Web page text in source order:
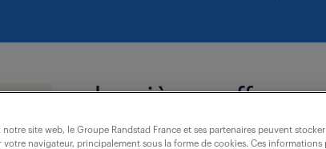
dernières offres -
notre site web, le Groupe Randstad France et ses partenaires peuvent
votre navigateur, principalement sous la forme de cookies. Ces informations